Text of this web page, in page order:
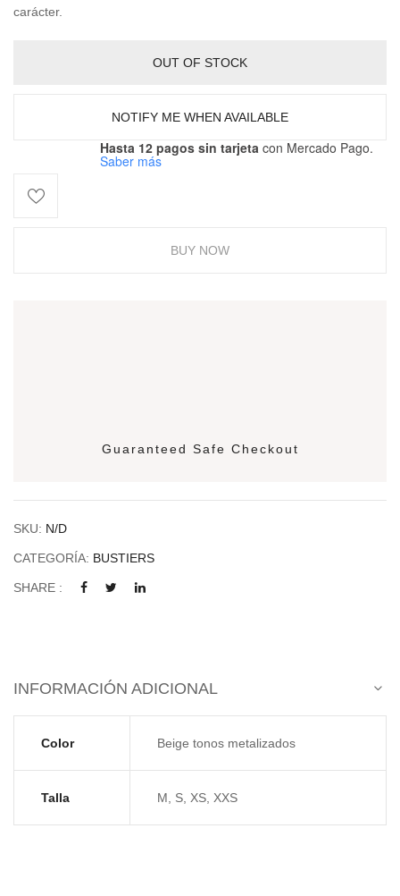
carácter.
OUT OF STOCK
NOTIFY ME WHEN AVAILABLE
Hasta 12 pagos sin tarjetacon Mercado Pago.
Saber más
BUY NOW
Guaranteed Safe Checkout
SKU: N/D
CATEGORÍA: BUSTIERS
SHARE :
INFORMACIÓN ADICIONAL
Color Beige tonos metalizados
Talla M, S, XS, XXS